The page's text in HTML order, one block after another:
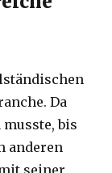
Da
bis
anderen
seiner